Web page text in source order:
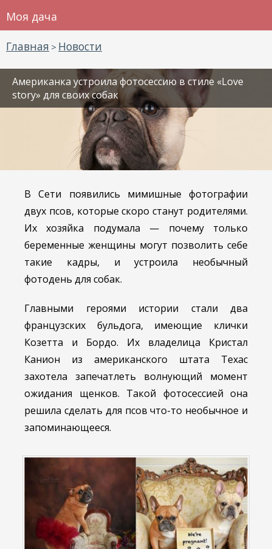
Моя дача
Главная > Новости
Американка устроила фотосессию в стиле «Love
story» для своих собак
В Сети появились мимишные фотографии
двух псов, которые скоро станут родителями.
Их хозяйка подумала — почему только
беременные женщины могут позволить себе
такие кадры, и устроила необычный
фотодень для собак.
Главными героями истории стали два
французских бульдога, имеющие клички
Козетта и Бордо. Их владелица Кристал
Канион из американского штата Техас
захотела запечатлеть волнующий момент
ожидания щенков. Такой фотосессией она
решила сделать для псов что-то необычное и
запоминающееся.